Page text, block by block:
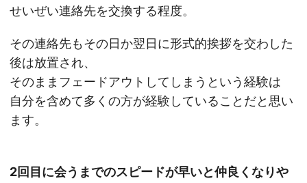
せいぜい連絡先を交換する程度。
その連絡先もその日か翌日に形式的挨拶を交わした
後は放置され、
そのままフェードアウトしてしまうという経験は
自分を含めて多くの方が経験していることだと思い
ます。
2回目に会うまでのスピードが早いと仲良くなりや